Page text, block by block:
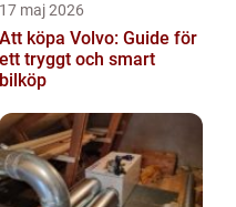
17 maj 2026
Att köpa Volvo: Guide för
ett tryggt och smart
bilköp